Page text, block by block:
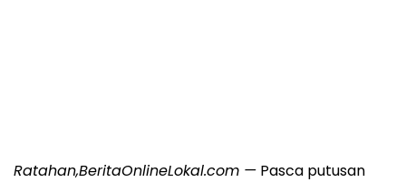
Ratahan,BeritaOnlineLokal.com — Pasca putusan